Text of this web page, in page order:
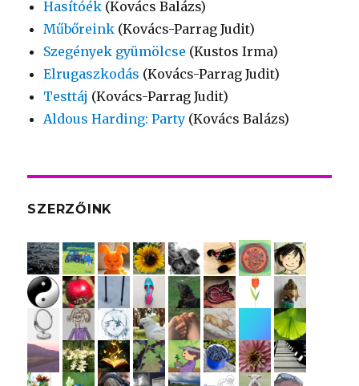
Hasítóék (Kovács Balázs)
Műbőreink (Kovács-Parrag Judit)
Szegények gyümölcse (Kustos Irma)
Elrugaszkodás (Kovács-Parrag Judit)
Testtáj (Kovács-Parrag Judit)
Aldous Harding: Party (Kovács Balázs)
SZERZŐINK